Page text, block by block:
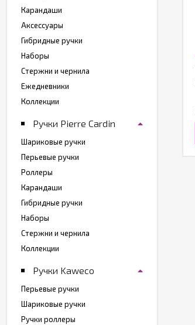
Нет в наличии
Moleskine CLASSIC LARGE,
синий сапфир
Карандаши
Аксессуары
Гибридные ручки
Наборы
Стержни и чернила
Ежедневники
Коллекции
Ручки Pierre Cardin
Шариковые ручки
Перьевые ручки
Роллеры
Карандаши
Гибридные ручки
Наборы
Стержни и чернила
Коллекции
Ручки Kaweco
Перьевые ручки
Шариковые ручки
Ручки роллеры